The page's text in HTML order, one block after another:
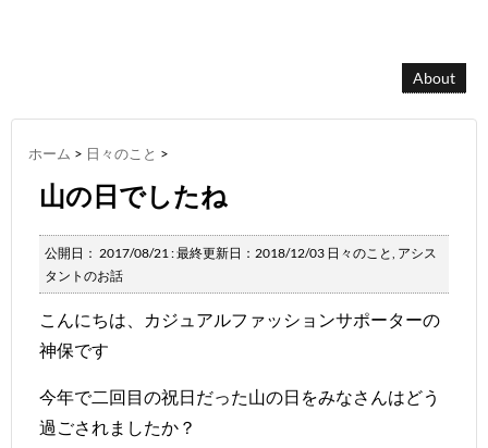
About
ホーム > 日々のこと >
山の日でしたね
公開日： 2017/08/21: 最終更新日：2018/12/03 日々のこと, アシス
タントのお話
こんにちは、カジュアルファッションサポーターの
神保です
今年で二回目の祝日だった山の日をみなさんはどう
過ごされましたか？